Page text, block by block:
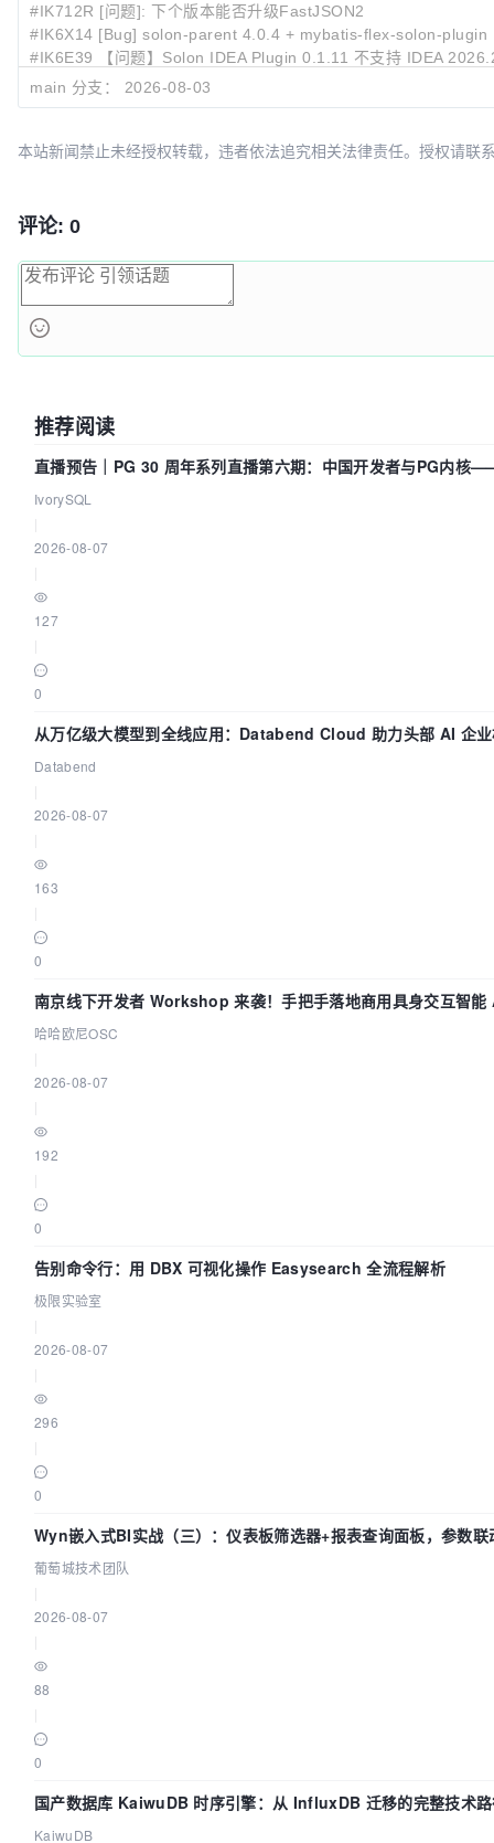
#IK712R [问题]: 下个版本能否升级FastJSON2
#IK6X14 [Bug] solon‑parent 4.0.4 +
#IK6E39 【问题】Solon IDEA Plugin 0.1.11 不支持 IDEA
最近提交:
94c62ff3
* fastjson 升为 1.2.84
main 分支： 2026-08-03
本站新闻禁止未经授权转载，违者依法追究相关法律责任。授权请联
评论: 0
推荐阅读
直播预告｜PG 30 周年系列直播第六期：中国开发者与PG内核
IvorySQL
2026-08-07
127
0
从万亿级大模型到全线应用：Databend Cloud 助力头部 AI 企
Databend
2026-08-07
163
0
南京线下开发者 Workshop 来袭！手把手落地商用具身交互智
哈哈欧尼OSC
2026-08-07
192
0
告别命令行：用 DBX 可视化操作 Easysearch 全流程解析
极限实验室
2026-08-07
296
0
Wyn嵌入式BI实战（三）：仪表板筛选器+报表查询面板，参数联
葡萄城技术团队
2026-08-07
88
0
国产数据库 KaiwuDB 时序引擎：从 InfluxDB 迁移的完整技术
KaiwuDB